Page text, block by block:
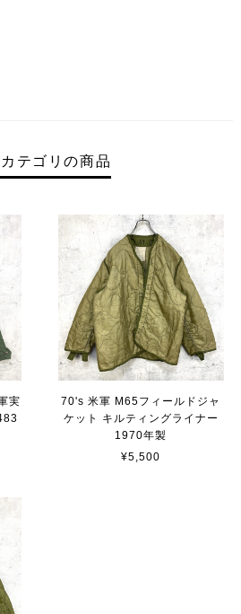
テゴリの商品
実
70's 米軍 M65フィールドジャ
ケット キルティングライナー
1970年製
¥5,500